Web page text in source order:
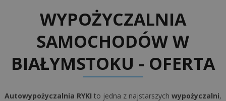
WYPOŻYCZALNIA
SAMOCHODÓW W
BIAŁYMSTOKU - OFERTA
Autowypożyczalnia RYKI to jedna z najstarszych wypożyczalni,